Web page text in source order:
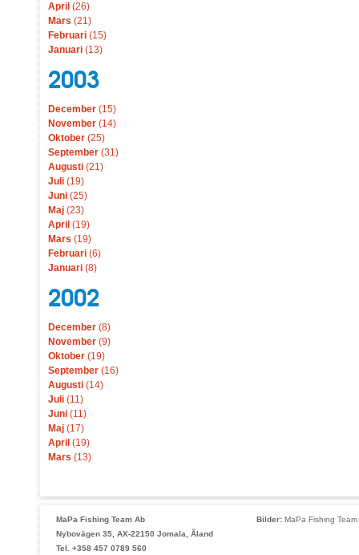
April (26)
Mars (21)
Februari (15)
Januari (13)
2003
December (15)
November (14)
Oktober (25)
September (31)
Augusti (21)
Juli (19)
Juni (25)
Maj (23)
April (19)
Mars (19)
Februari (6)
Januari (8)
2002
December (8)
November (9)
Oktober (19)
September (16)
Augusti (14)
Juli (11)
Juni (11)
Maj (17)
April (19)
Mars (13)
MaPa Fishing Team Ab
Nybovägen 35, AX-22150 Jomala, Åland
Tel. +358 457 0789 560
Bilder: MaPa Fishing